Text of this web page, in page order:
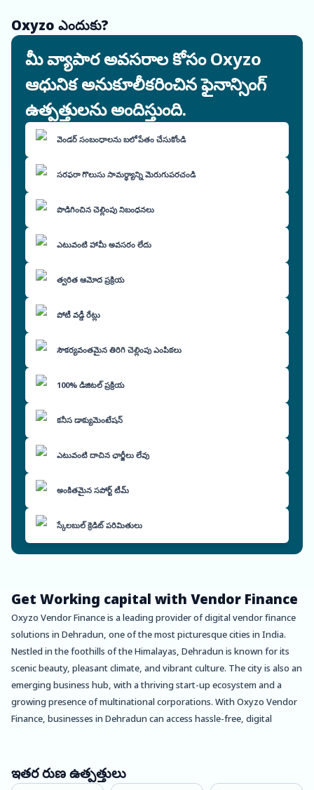
Oxyzo ఎందుకు?
మీ వ్యాపార అవసరాల కోసం Oxyzo
ఆధునిక అనుకూలీకరించిన ఫైనాన్సింగ్
ఉత్పత్తులను అందిస్తుంది.
వెండర్ సంబంధాలను బలోపేతం చేసుకోండి
సరఫరా గొలుసు సామర్థ్యాన్ని మెరుగుపరచండి
పొడిగించిన చెల్లింపు నిబంధనలు
ఎటువంటి హామీ అవసరం లేదు
త్వరిత ఆమోద ప్రక్రియ
పోటీ వడ్డీ రేట్లు
సౌకర్యవంతమైన తిరిగి చెల్లింపు ఎంపికలు
100% డిజిటల్ ప్రక్రియ
కనీస డాక్యుమెంటేషన్
ఎటువంటి దాచిన ఛార్జీలు లేవు
అంకితమైన సపోర్ట్ టీమ్
స్కేలబుల్ క్రెడిట్ పరిమితులు
Get Working capital with Vendor Finance
Oxyzo Vendor Finance is a leading provider of digital vendor finance
solutions in Dehradun, one of the most picturesque cities in India.
Nestled in the foothills of the Himalayas, Dehradun is known for its
scenic beauty, pleasant climate, and vibrant culture. The city is also an
emerging business hub, with a thriving start-up ecosystem and a
growing presence of multinational corporations. With Oxyzo Vendor
Finance, businesses in Dehradun can access hassle-free, digital
For Buyers, Oxyzo Vendor Finance offers several benefits, including
ఇతర రుణ ఉత్పత్తులు